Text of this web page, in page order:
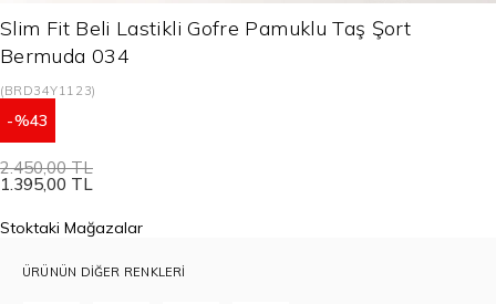
Slim Fit Beli Lastikli Gofre Pamuklu Taş Şort
Bermuda 034
(BRD34Y1123)
43
2.450,00 TL
1.395,00 TL
Stoktaki Mağazalar
ÜRÜNÜN DIĞER RENKLERI